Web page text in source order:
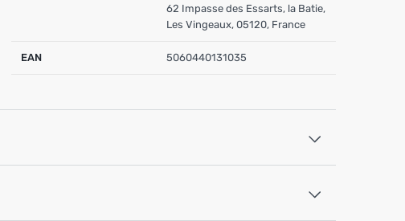
62 Impasse des Essarts, la Batie,
Les Vingeaux, 05120, France
EAN 5060440131035